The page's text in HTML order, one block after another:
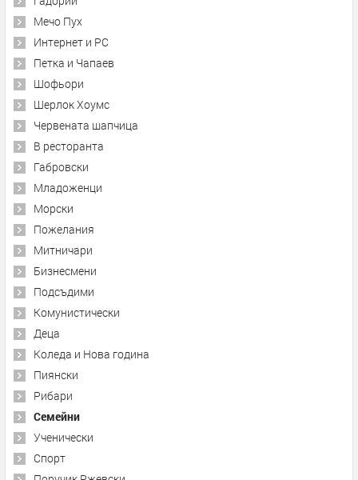
Мечо Пух
Интернет и PC
Петка и Чапаев
Шофьори
Шерлок Хоумс
Червената шапчица
В ресторанта
Габровски
Младоженци
Морски
Пожелания
Митничари
Бизнесмени
Подсъдими
Комунистически
Деца
Коледа и Нова година
Пиянски
Рибари
Семейни
Ученически
Спорт